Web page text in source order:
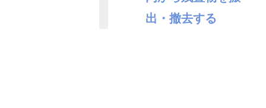
出・撤去する